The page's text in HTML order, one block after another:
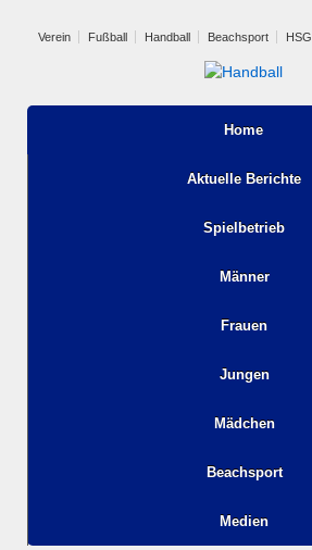
Verein Fußball Handball Beachsport HSG
Home
Aktuelle Berichte
Spielbetrieb
Männer
Frauen
Jungen
Mädchen
Beachsport
Medien